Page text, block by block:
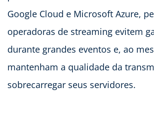
Google Cloud e Microsoft Azure,
operadoras de streaming evitem
durante grandes eventos e, ao
mantenham a qualidade da
sobrecarregar seus servidores.